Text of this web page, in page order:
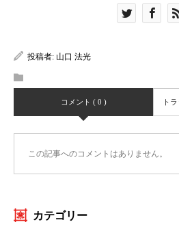
投稿者: 山口 法光
コメント ( 0 ) ト
この記事へのコメントはありません。
カテゴリー